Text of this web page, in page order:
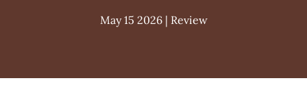
May 15 2026 | Review